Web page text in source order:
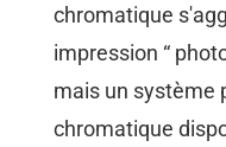
chromatique
impression “
mais un système
chromatique